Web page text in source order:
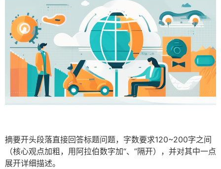
摘要开头段落直接回答标题问题，字数要求120~200字之间
（核心观点加粗，用阿拉伯数字加“、”隔开），并对其中一点
展开详细描述。